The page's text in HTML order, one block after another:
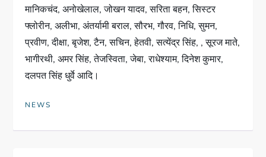
मानिकचंद, अनोखेलाल, जोखन यादव, सरिता बहन, सिस्टर
फ्लोरीन, अलीभा, अंतर्यामी बराल, सौरभ, गौरव, निधि, सुमन,
प्रवीण, दीक्षा, बृजेश, टैन, सचिन, हेतवी, सत्येंद्र सिंह, , सूरज माते,
भागीरथी, अमर सिंह, तेजस्विता, जेबा, राधेश्याम, दिनेश कुमार,
दलपत सिंह धुर्वे आदि।
NEWS